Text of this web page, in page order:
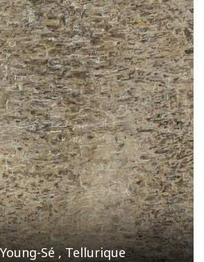
Sé , Tellurique